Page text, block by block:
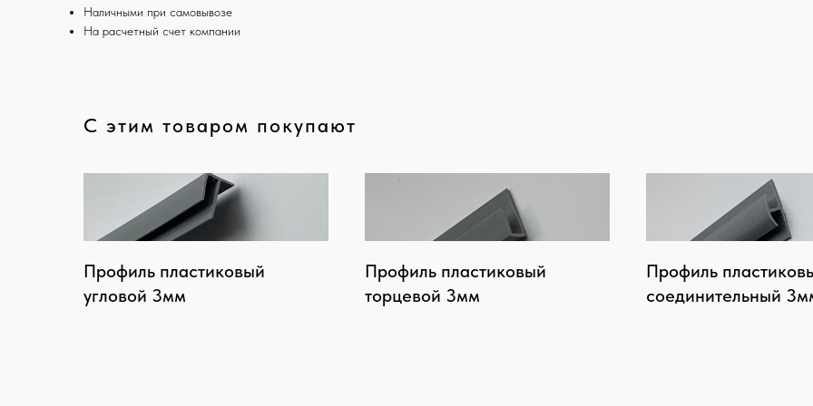
Наличными при самовывозе
На расчетный счет компании
С этим товаром покупают
Профиль пластиковый
угловой 3мм
Профиль пластиковый
торцевой 3мм
Профиль
соединительный